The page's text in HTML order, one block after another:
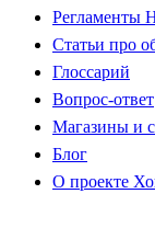
Регламенты
Статьи про
Глоссарий
Вопрос-ответ
Магазины и
Блог
О проекте